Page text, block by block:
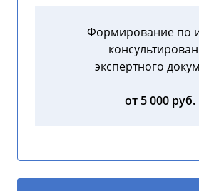
Формирование по
экспертного
от 5 000 руб.